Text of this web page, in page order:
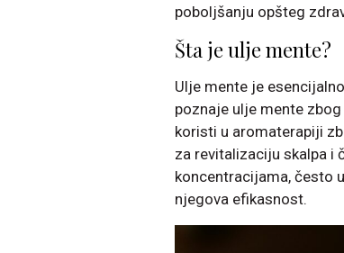
poboljšanju opšteg
Šta je ulje mente?
Ulje mente je
poznaje ulje mente
koristi u aromaterapiji
za revitalizaciju skalpa i
koncentracijama, često
njegova efikasnost.